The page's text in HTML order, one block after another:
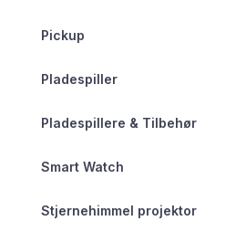
Pickup
Pladespiller
Pladespillere & Tilbehør
Smart Watch
Stjernehimmel projektor